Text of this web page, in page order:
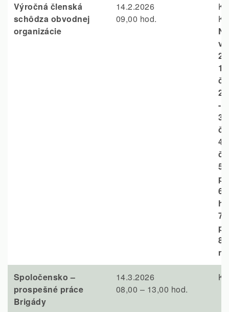
Výročná členská
schôdza obvodnej
organizácie
14.2.2026
09,00 hod.
1.
2.
-
3.
4.
5.
6.
7.
8.
Spoločensko –
prospešné práce
Brigády
14.3.2026
08,00 – 13,00 hod.